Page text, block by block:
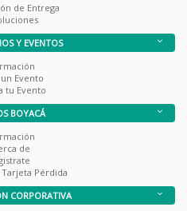
de Entrega
Y EVENTOS
Evento
tu Evento
BOYACÁ
de
Pérdida
CORPORATIVA